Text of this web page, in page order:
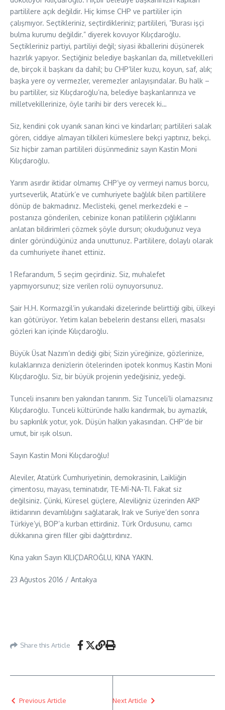
partililere açık değildir. Hiç kimse CHP ve partililer için
çalışmıyor. Seçtikleriniz, seçtirdikleriniz; partilileri, ”Burası işçi
bulma kurumu değildir.” diyerek kovuyor Kılıçdaroğlu.
Seçtikleriniz partiyi, partiliyi değil; siyasi ikballerini düşünerek
hazırlık yapıyor. Seçtiğiniz belediye başkanları da, milletvekilleri
de, birçok il başkanı da dahil; bu CHP’liler kuzu, koyun, saf, alık;
başka yere oy vermezler, veremezler anlayışındalar. Bu halk –
bu partililer, siz Kılıçdaroğlu’na, belediye başkanlarınıza ve
milletvekillerinize, öyle tarihi bir ders verecek ki…
Siz, kendini çok uyanık sanan kinci ve kindarları; partilileri salak
gören, ciddiye almayan tilkileri kümeslere bekçi yaptınız, bekçi.
Siz hiçbir zaman partilileri düşünmediniz sayın Kastin Moni
Kılıçdaroğlu.
Yarım asırdır iktidar olmamış CHP’ye oy vermeyi namus borcu,
yurtseverlik, Atatürk’e ve cumhuriyete bağlılık bilen partililere
dönüp de bakmadınız. Meclisteki, genel merkezdeki e –
postanıza gönderilen, cebinize konan patililerin çığlıklarını
anlatan bildirimleri çözmek şöyle dursun; okuduğunuz veya
dinler göründüğünüz anda unuttunuz. Partililere, dolaylı olarak
da cumhuriyete ihanet ettiniz.
1 Refarandum, 5 seçim geçirdiniz. Siz, muhalefet
yapmıyorsunuz; size verilen rolü oynuyorsunuz.
Şair H.H. Kormazgil’in yukarıdaki dizelerinde belirttiği gibi, ülkeyi
kan götürüyor. Yetim kalan bebelerin destansı elleri, masalsı
gözleri kan içinde Kılıçdaroğlu.
Büyük Üsat Nazım’ın dediği gibi; Sizin yüreğinize, gözlerinize,
kulaklarınıza denizlerin ötelerinden ipotek konmuş Kastin Moni
Kılıçdaroğlu. Siz, bir büyük projenin yedeğisiniz, yedeği.
Tunceli insanını ben yakından tanırım. Siz Tunceli’li olamazsınız
Kılıçdaroğlu. Tunceli kültüründe halkı kandırmak, bu aymazlık,
bu sapkınlık yotur, yok. Düşün halkın yakasından. CHP’de bir
umut, bir ışık olsun.
Sayın Kastin Moni Kılıçdaroğlu!
Aleviler, Atatürk Cumhuriyetinin, demokrasinin, Laikliğin
çimentosu, mayası, teminatıdır, TE-Mİ-NA-TI. Fakat siz
değilsiniz. Çünki, Küresel güçlere, Aleviliğniz üzerinden AKP
iktidarının devamlılığını sağlatarak, Irak ve Suriye’den sonra
Türkiye’yi, BOP’a kurban ettirdiniz. Türk Ordusunu, camcı
dükkanına giren filler gibi dağıttırdınız.
Kına yakın Sayın KILIÇDAROĞLU, KINA YAKIN.
23 Ağustos 2016 / Antakya
Share this Article
Previous Article Next Article